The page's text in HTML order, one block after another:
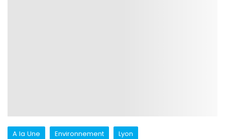
A la Une Environnement Lyon